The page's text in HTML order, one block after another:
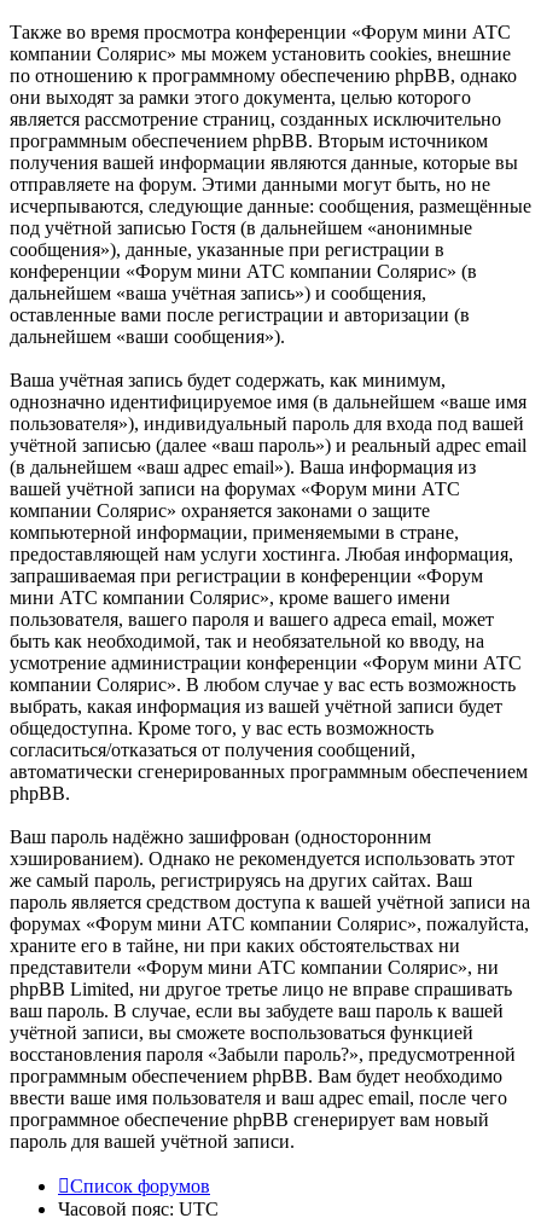
Также во время просмотра конференции «Форум мини АТС
компании Солярис» мы можем установить cookies, внешние
по отношению к программному обеспечению phpBB, однако
они выходят за рамки этого документа, целью которого
является рассмотрение страниц, созданных исключительно
программным обеспечением phpBB. Вторым источником
получения вашей информации являются данные, которые вы
отправляете на форум. Этими данными могут быть, но не
исчерпываются, следующие данные: сообщения, размещённые
под учётной записью Гостя (в дальнейшем «анонимные
сообщения»), данные, указанные при регистрации в
конференции «Форум мини АТС компании Солярис» (в
дальнейшем «ваша учётная запись») и сообщения,
оставленные вами после регистрации и авторизации (в
дальнейшем «ваши сообщения»).
Ваша учётная запись будет содержать, как минимум,
однозначно идентифицируемое имя (в дальнейшем «ваше имя
пользователя»), индивидуальный пароль для входа под вашей
учётной записью (далее «ваш пароль») и реальный адрес email
(в дальнейшем «ваш адрес email»). Ваша информация из
вашей учётной записи на форумах «Форум мини АТС
компании Солярис» охраняется законами о защите
компьютерной информации, применяемыми в стране,
предоставляющей нам услуги хостинга. Любая информация,
запрашиваемая при регистрации в конференции «Форум
мини АТС компании Солярис», кроме вашего имени
пользователя, вашего пароля и вашего адреса email, может
быть как необходимой, так и необязательной ко вводу, на
усмотрение администрации конференции «Форум мини АТС
компании Солярис». В любом случае у вас есть возможность
выбрать, какая информация из вашей учётной записи будет
общедоступна. Кроме того, у вас есть возможность
согласиться/отказаться от получения сообщений,
автоматически сгенерированных программным обеспечением
phpBB.
Ваш пароль надёжно зашифрован (односторонним
хэшированием). Однако не рекомендуется использовать этот
же самый пароль, регистрируясь на других сайтах. Ваш
пароль является средством доступа к вашей учётной записи на
форумах «Форум мини АТС компании Солярис», пожалуйста,
храните его в тайне, ни при каких обстоятельствах ни
представители «Форум мини АТС компании Солярис», ни
phpBB Limited, ни другое третье лицо не вправе спрашивать
ваш пароль. В случае, если вы забудете ваш пароль к вашей
учётной записи, вы сможете воспользоваться функцией
восстановления пароля «Забыли пароль?», предусмотренной
программным обеспечением phpBB. Вам будет необходимо
ввести ваше имя пользователя и ваш адрес email, после чего
программное обеспечение phpBB сгенерирует вам новый
пароль для вашей учётной записи.
Список форумов
Часовой пояс: UTC